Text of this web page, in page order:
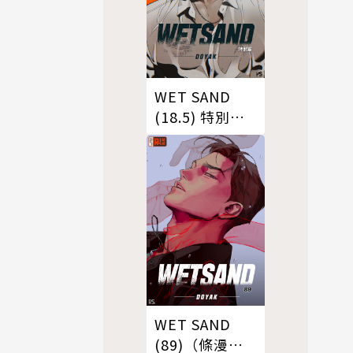
WET SAND
(18.5) 特別篇
（條漫版）
WET SAND
(89)（條漫